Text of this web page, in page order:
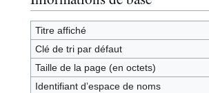
Titre affiché
Clé de tri par défaut
Taille de la page (en octets)
Identifiant dʼespace de noms